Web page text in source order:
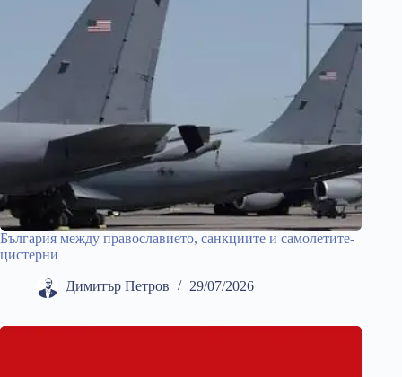
България между православието, санкциите и самолетите-
цистерни
Димитър Петров 29/07/2026